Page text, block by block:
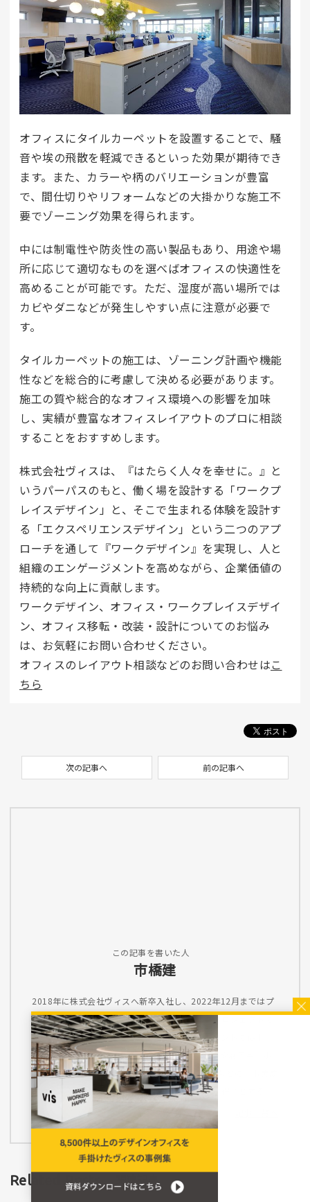
オフィスにタイルカーペットを設置することで、騒
音や埃の飛散を軽減できるといった効果が期待でき
ます。また、カラーや柄のバリエーションが豊富
で、間仕切りやリフォームなどの大掛かりな施工不
要でゾーニング効果を得られます。
中には制電性や防炎性の高い製品もあり、用途や場
所に応じて適切なものを選べばオフィスの快適性を
高めることが可能です。ただ、湿度が高い場所では
カビやダニなどが発生しやすい点に注意が必要で
す。
タイルカーペットの施工は、ゾーニング計画や機能
性などを総合的に考慮して決める必要があります。
施工の質や総合的なオフィス環境への影響を加味
し、実績が豊富なオフィスレイアウトのプロに相談
することをおすすめします。
株式会社ヴィスは、『はたらく人々を幸せに。』と
いうパーパスのもと、働く場を設計する「ワークプ
レイスデザイン」と、そこで生まれる体験を設計す
る「エクスペリエンスデザイン」という二つのアプ
ローチを通して『ワークデザイン』を実現し、人と
組織のエンゲージメントを高めながら、企業価値の
持続的な向上に貢献します。
ワークデザイン、オフィス・ワークプレイスデザイ
ン、オフィス移転・改装・設計についてのお悩み
は、お気軽にお問い合わせください。
オフィスのレイアウト相談などのお問い合わせはこ
ちら
次の記事へ 前の記事へ
この記事を書いた人
市橋建
2018年に株式会社ヴィスへ新卒入社し、2022年12月まではプ
ロジェクトマネージャーとして企業のオフィスプロジェクトに
おけるコンサルティング、プロジェクトマネジメントに従事。
2023年1月からはマーケティングUnitにて、SEOや展示会、ホ
ワイトペーパー制作を担当。PMで培った知見をもとに、事業成
長につながるマーケティング施策の企画・運営を得意とする。
Related Posts 関連記事